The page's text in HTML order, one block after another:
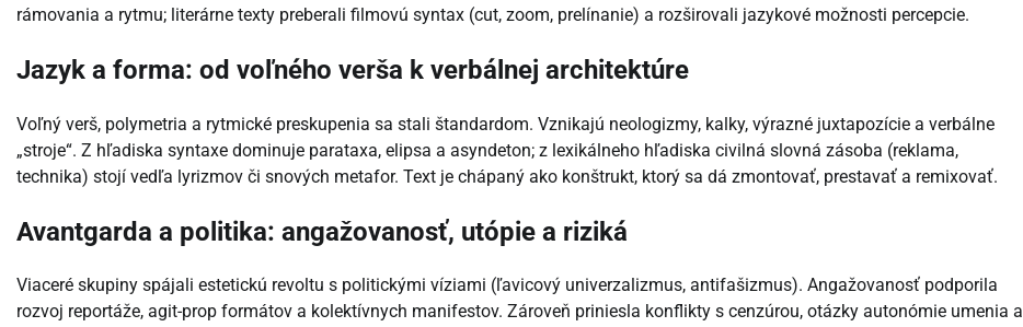
rámovania a rytmu; literárne texty preberali filmovú syntax (cut, zoom, prelínanie) a rozširovali jazykové možnosti percepcie.
Jazyk a forma: od voľného verša k verbálnej architektúre
Voľný verš, polymetria a rytmické preskupenia sa stali štandardom. Vznikajú neologizmy, kalky, výrazné juxtapozície a verbálne
„stroje“. Z hľadiska syntaxe dominuje parataxa, elipsa a asyndeton; z lexikálneho hľadiska civilná slovná zásoba (reklama,
technika) stojí vedľa lyrizmov či snových metafor. Text je chápaný ako konštrukt, ktorý sa dá zmontovať, prestavať a remixovať.
Avantgarda a politika: angažovanosť, utópie a riziká
Viaceré skupiny spájali estetickú revoltu s politickými víziami (ľavicový univerzalizmus, antifašizmus). Angažovanosť podporila
rozvoj reportáže, agit-prop formátov a kolektívnych manifestov. Zároveň priniesla konflikty s cenzúrou, otázky autonómie umenia a